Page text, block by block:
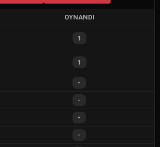
OYNANDI
1
1
-
-
-
-